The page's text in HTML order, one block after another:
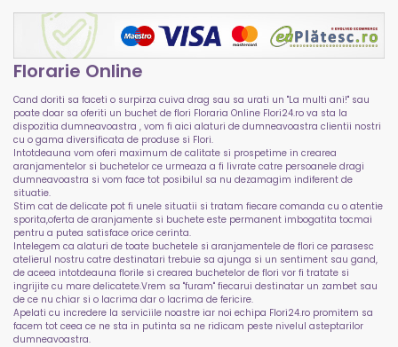
Florarie Online
Cand doriti sa faceti o surpirza cuiva drag sau sa urati un "La multi ani!" sau
poate doar sa oferiti un buchet de flori Floraria Online Flori24.ro va sta la
dispozitia dumneavoastra , vom fi aici alaturi de dumneavoastra clientii nostri
cu o gama diversificata de produse si Flori.
Intotdeauna vom oferi maximum de calitate si prospetime in crearea
aranjamentelor si buchetelor ce urmeaza a fi livrate catre persoanele dragi
dumneavoastra si vom face tot posibilul sa nu dezamagim indiferent de
situatie.
Stim cat de delicate pot fi unele situatii si tratam fiecare comanda cu o atentie
sporita,oferta de aranjamente si buchete este permanent imbogatita tocmai
pentru a putea satisface orice cerinta.
Intelegem ca alaturi de toate buchetele si aranjamentele de flori ce parasesc
atelierul nostru catre destinatari trebuie sa ajunga si un sentiment sau gand,
de aceea intotdeauna florile si crearea buchetelor de flori vor fi tratate si
ingrijite cu mare delicatete.Vrem sa "furam" fiecarui destinatar un zambet sau
de ce nu chiar si o lacrima dar o lacrima de fericire.
Apelati cu incredere la serviciile noastre iar noi echipa Flori24.ro promitem sa
facem tot ceea ce ne sta in putinta sa ne ridicam peste nivelul asteptarilor
dumneavoastra.